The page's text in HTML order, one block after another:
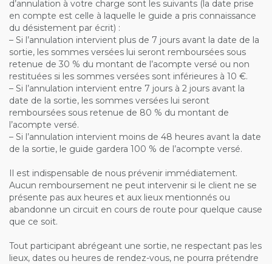
d’annulation à votre charge sont les suivants (la date prise
en compte est celle à laquelle le guide a pris connaissance
du désistement par écrit) :
– Si l’annulation intervient plus de 7 jours avant la date de la
sortie, les sommes versées lui seront remboursées sous
retenue de 30 % du montant de l’acompte versé ou non
restituées si les sommes versées sont inférieures à 10 €.
– Si l’annulation intervient entre 7 jours à 2 jours avant la
date de la sortie, les sommes versées lui seront
remboursées sous retenue de 80 % du montant de
l’acompte versé.
– Si l’annulation intervient moins de 48 heures avant la date
de la sortie, le guide gardera 100 % de l’acompte versé.
Il est indispensable de nous prévenir immédiatement.
Aucun remboursement ne peut intervenir si le client ne se
présente pas aux heures et aux lieux mentionnés ou
abandonne un circuit en cours de route pour quelque cause
que ce soit.
Tout participant abrégeant une sortie, ne respectant pas les
lieux, dates ou heures de rendez-vous, ne pourra prétendre